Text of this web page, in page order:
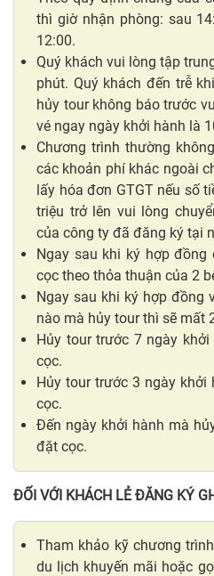
thì giờ nhận phòng: sau
12:00.
Quý khách vui lòng tập
phút. Quý khách đến trễ
hủy tour không báo trước
vé ngay ngày khởi hành là
Chương trình thường
các khoản phí khác ngoài
lấy hóa đơn GTGT nếu số
triệu trở lên vui lòng
của công ty đã đăng ký tại
Ngay sau khi ký hợp
cọc theo thỏa thuận của 2
Ngay sau khi ký hợp đồng
nào mà hủy tour thì sẽ mất
Hủy tour trước 7 ngày
cọc.
Hủy tour trước 3 ngày khởi
cọc.
Đến ngày khởi hành mà
đặt cọc.
ĐỐI VỚI KHÁCH LẺ ĐĂNG KÝ
Tham khảo kỹ chương
du lịch khuyến mãi hoặc